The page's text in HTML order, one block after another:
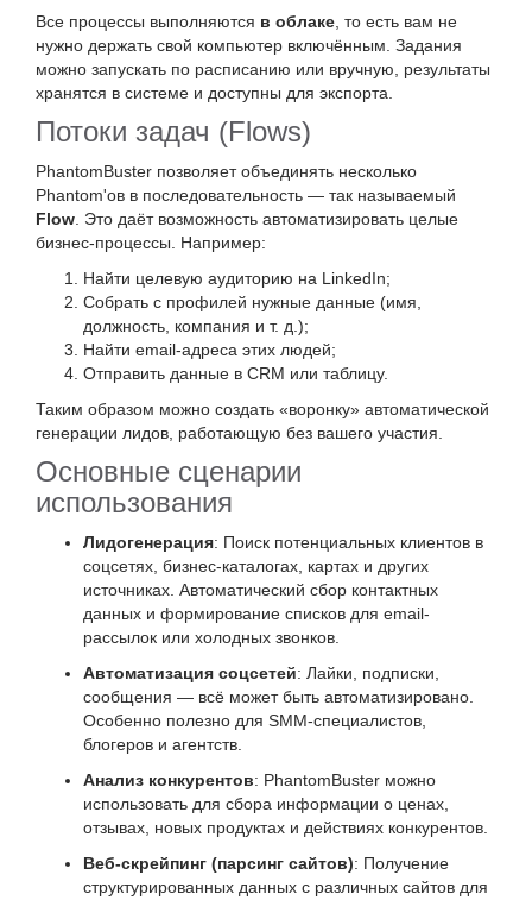
Все процессы выполняются в облаке , то есть вам не
нужно держать свой компьютер включённым. Задания
можно запускать по расписанию или вручную, результаты
хранятся в системе и доступны для экспорта.
Потоки задач (Flows)
PhantomBuster позволяет объединять несколько
Phantom'ов в последовательность — так называемый
Flow . Это даёт возможность автоматизировать целые
бизнес-процессы. Например:
Найти целевую аудиторию на LinkedIn;
Собрать с профилей нужные данные (имя,
должность, компания и т. д.);
Найти email-адреса этих людей;
Отправить данные в CRM или таблицу.
Таким образом можно создать «воронку» автоматической
генерации лидов, работающую без вашего участия.
Основные сценарии
использования
Лидогенерация: Поиск потенциальных клиентов в
соцсетях, бизнес-каталогах, картах и других
источниках. Автоматический сбор контактных
данных и формирование списков для email-
рассылок или холодных звонков.
Автоматизация соцсетей: Лайки, подписки,
сообщения — всё может быть автоматизировано.
Особенно полезно для SMM-специалистов,
блогеров и агентств.
Анализ конкурентов: PhantomBuster можно
использовать для сбора информации о ценах,
отзывах, новых продуктах и действиях конкурентов.
Веб-скрейпинг (парсинг сайтов): Получение
структурированных данных с различных сайтов для